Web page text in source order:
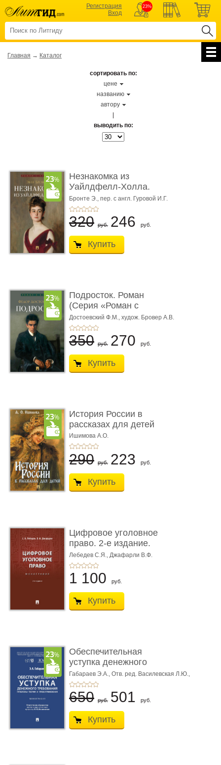
Регистрация
Вход
23%
Главная → Каталог
сортировать по:
цене
названию
автору
выводить по:
Незнакомка из
Уайлдфелл-Холла.
Роман (Серия «Р� ...
Бронте Э., пер. с англ. Гуровой И.Г.
320 руб. 246 руб.
Купить
Подросток. Роман
(Серия «Роман с
книгой»)
Достоевский Ф.М., худож. Бровер А.В.
350 руб. 270 руб.
Купить
История России в
рассказах для детей
Ишимова А.О.
290 руб. 223 руб.
Купить
Цифровое уголовное
право. 2-е издание.
Монограф ...
Лебедев С.Я., Джафарли В.Ф.
1 100 руб.
Купить
Обеспечительная
уступка денежного
требования ...
Габараев Э.А., Отв. ред. Василевская Л.Ю.,
вступ. сл. Каретина М.Г.
650 руб. 501 руб.
Купить